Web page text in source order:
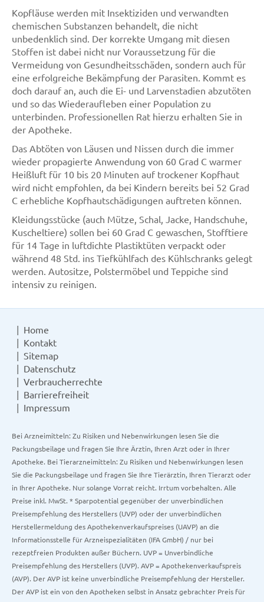
Kopfläuse werden mit Insektiziden und verwandten
chemischen Substanzen behandelt, die nicht
unbedenklich sind. Der korrekte Umgang mit diesen
Stoffen ist dabei nicht nur Voraussetzung für die
Vermeidung von Gesundheitsschäden, sondern auch für
eine erfolgreiche Bekämpfung der Parasiten. Kommt es
doch darauf an, auch die Ei- und Larvenstadien abzutöten
und so das Wiederaufleben einer Population zu
unterbinden. Professionellen Rat hierzu erhalten Sie in
der Apotheke.
Das Abtöten von Läusen und Nissen durch die immer
wieder propagierte Anwendung von 60 Grad C warmer
Heißluft für 10 bis 20 Minuten auf trockener Kopfhaut
wird nicht empfohlen, da bei Kindern bereits bei 52 Grad
C erhebliche Kopfhautschädigungen auftreten können.
Kleidungsstücke (auch Mütze, Schal, Jacke, Handschuhe,
Kuscheltiere) sollen bei 60 Grad C gewaschen, Stofftiere
für 14 Tage in luftdichte Plastiktüten verpackt oder
während 48 Std. ins Tiefkühlfach des Kühlschranks gelegt
werden. Autositze, Polstermöbel und Teppiche sind
intensiv zu reinigen.
Home
Kontakt
Sitemap
Datenschutz
Verbraucherrechte
Barrierefreiheit
Impressum
Bei Arzneimitteln: Zu Risiken und Nebenwirkungen lesen Sie die
Packungsbeilage und fragen Sie Ihre Ärztin, Ihren Arzt oder in Ihrer
Apotheke. Bei Tierarzneimitteln: Zu Risiken und Nebenwirkungen lesen
Sie die Packungsbeilage und fragen Sie Ihre Tierärztin, Ihren Tierarzt oder
in Ihrer Apotheke. Nur solange Vorrat reicht. Irrtum vorbehalten. Alle
Preise inkl. MwSt. * Sparpotential gegenüber der unverbindlichen
Preisempfehlung des Herstellers (UVP) oder der unverbindlichen
Herstellermeldung des Apothekenverkaufspreises (UAVP) an die
Informationsstelle für Arzneispezialitäten (IFA GmbH) / nur bei
rezeptfreien Produkten außer Büchern. UVP = Unverbindliche
Preisempfehlung des Herstellers (UVP). AVP = Apothekenverkaufspreis
(AVP). Der AVP ist keine unverbindliche Preisempfehlung der Hersteller.
Der AVP ist ein von den Apotheken selbst in Ansatz gebrachter Preis für